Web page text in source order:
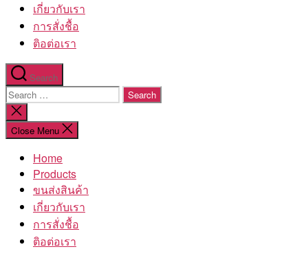
เกี่ยวกับเรา
การสั่งชื้อ
ติอต่อเรา
Search
Search
for:
Close
search
Close Menu
Home
Products
ขนส่งสินค้า
เกี่ยวกับเรา
การสั่งชื้อ
ติอต่อเรา